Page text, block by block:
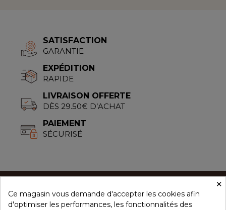
SATISFACTION
GARANTIE
EXPÉDITION
RAPIDE
LIVRAISON OFFERTE
DÈS 29.50€ D’ACHAT
PAIEMENT
SÉCURISÉ
CONCEPT ÉPICES
×
Ce magasin vous demande d'accepter les cookies afin
d'optimiser les performances, les fonctionnalités des